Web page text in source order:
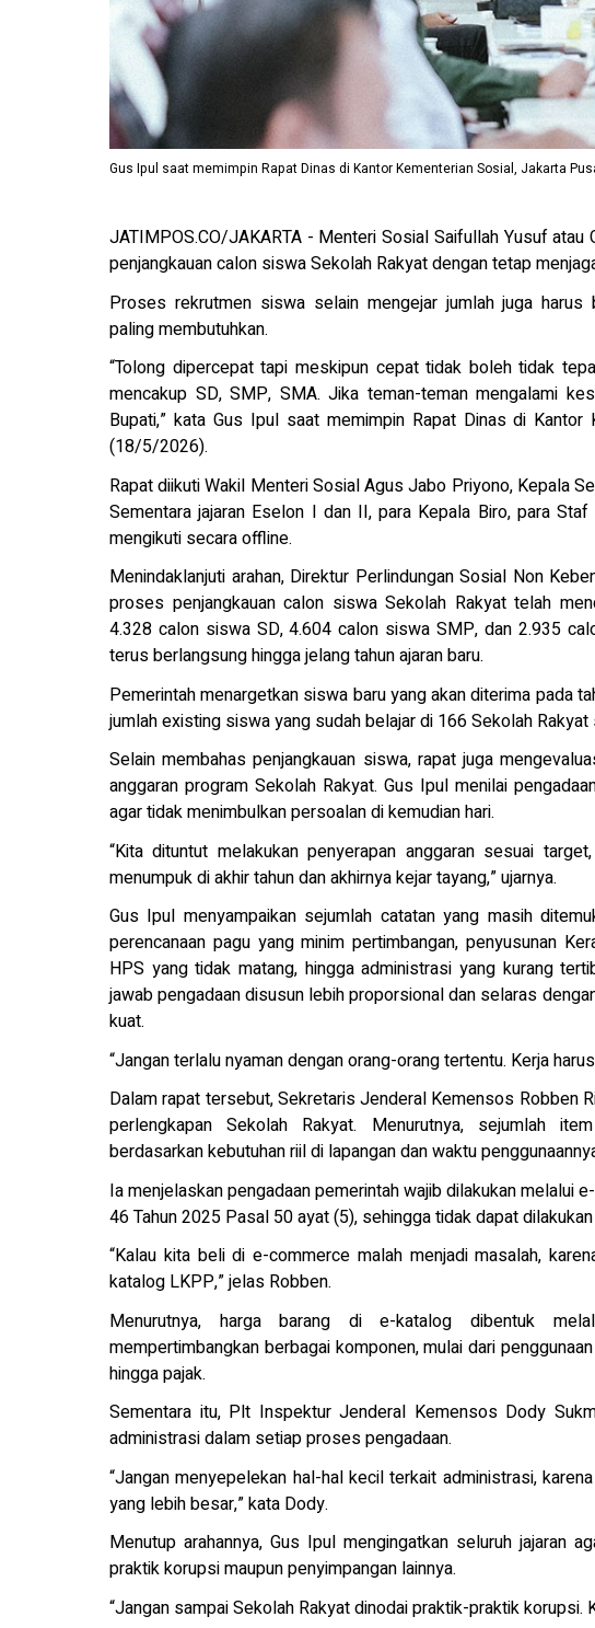
Gus Ipul saat memimpin Rapat Dinas di Kantor Kementerian Sosial, Jakarta
JATIMPOS.CO/JAKARTA - Menteri Sosial Saifullah Yusuf
penjangkauan calon siswa Sekolah Rakyat dengan tetap
Proses rekrutmen siswa selain mengejar jumlah juga harus
paling membutuhkan.
“Tolong dipercepat tapi meskipun cepat tidak boleh tidak
mencakup SD, SMP, SMA. Jika teman-teman mengalami
Bupati,” kata Gus Ipul saat memimpin Rapat Dinas di
(18/5/2026).
Rapat diikuti Wakil Menteri Sosial Agus Jabo Priyono, Kepala
Sementara jajaran Eselon I dan II, para Kepala Biro, para
mengikuti secara offline.
Menindaklanjuti arahan, Direktur Perlindungan Sosial Non
proses penjangkauan calon siswa Sekolah Rakyat telah
4.328 calon siswa SD, 4.604 calon siswa SMP, dan 2.935
terus berlangsung hingga jelang tahun ajaran baru.
Pemerintah menargetkan siswa baru yang akan diterima pada
jumlah existing siswa yang sudah belajar di 166 Sekolah
Selain membahas penjangkauan siswa, rapat juga
anggaran program Sekolah Rakyat. Gus Ipul menilai
agar tidak menimbulkan persoalan di kemudian hari.
“Kita dituntut melakukan penyerapan anggaran sesuai
menumpuk di akhir tahun dan akhirnya kejar tayang,” ujarnya.
Gus Ipul menyampaikan sejumlah catatan yang masih
perencanaan pagu yang minim pertimbangan, penyusunan
HPS yang tidak matang, hingga administrasi yang kurang
jawab pengadaan disusun lebih proporsional dan selaras
kuat.
“Jangan terlalu nyaman dengan orang-orang tertentu. Kerja
Dalam rapat tersebut, Sekretaris Jenderal Kemensos Robben
perlengkapan Sekolah Rakyat. Menurutnya, sejumlah
berdasarkan kebutuhan riil di lapangan dan waktu
Ia menjelaskan pengadaan pemerintah wajib dilakukan melalui
46 Tahun 2025 Pasal 50 ayat (5), sehingga tidak dapat
“Kalau kita beli di e-commerce malah menjadi masalah,
katalog LKPP,” jelas Robben.
Menurutnya, harga barang di e-katalog dibentuk
mempertimbangkan berbagai komponen, mulai dari
hingga pajak.
Sementara itu, Plt Inspektur Jenderal Kemensos Dody
administrasi dalam setiap proses pengadaan.
“Jangan menyepelekan hal-hal kecil terkait administrasi,
yang lebih besar,” kata Dody.
Menutup arahannya, Gus Ipul mengingatkan seluruh jajaran
praktik korupsi maupun penyimpangan lainnya.
“Jangan sampai Sekolah Rakyat dinodai praktik-praktik korupsi.